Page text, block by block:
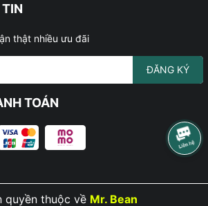
thật nhiều ưu đãi
ĐĂNG KÝ
TOÁN
quyền thuộc về Mr. Bean